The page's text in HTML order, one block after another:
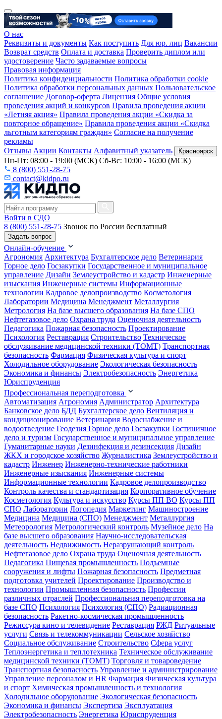
О нас
Реквизиты и документы Как поступить Для юр. лиц Вакансии
Возврат средств Оплата и доставка Проверить диплом или
удостоверение Часто задаваемые вопросы
Правовая информация
Политика конфиденциальности Политика обработки cookie
Политика обработки персональных данных Пользовательское
соглашение Договор-оферта Лицензия Общие условия
проведения акций и конкурсов Правила проведения акции
«Летняя акция» Правила проведения акции «Скидка за
повторное обращение» Правила проведения акции «Скидка
льготным категориям граждан» Согласие на получение
рекламы
Отзывы Акции Контакты Алфавитный указатель Красноярск
Пн-Пт: 08:00 - 19:00 (МСК) Сб-Вс: 10:00 - 16:00 (МСК)
8 (800) 551-28-75
contact@kidpo.ru
Войти в СДО
8 (800) 551-28-75 Звонок по России бесплатный
Задать вопрос
Онлайн-обучение
Агрономия Архитектура Бухгалтерское дело Ветеринария
Горное дело Госзакупки Государственное и муниципальное
управление Дизайн Землеустройство и кадастр Инженерные
изыскания Инженерные системы Информационные
технологии Кадровое делопроизводство Косметология
Лаборатории Медицина Менеджмент Металлургия
Метрология На базе высшего образования На базе СПО
Нефтегазовое дело Охрана труда Оценочная деятельность
Педагогика Пожарная безопасность Проектирование
Психология Реставрация Строительство Техническое
обслуживание медицинской техники (ТОМТ) Транспортная
безопасность Фармация Физическая культура и спорт
Холодильное оборудование Экологическая безопасность
Экономика и финансы Электробезопасность Энергетика
Юриспруденция
Профессиональная переподготовка
Автоматизация Агрономия Администратор Архитектура
Банковское дело БДД Бухгалтерское дело Вентиляция и
кондиционирование Ветеринария Водоснабжение и
водоотведение Геодезия Горное дело Госзакупки Гостиничное
дело и туризм Государственное и муниципальное управление
Гуманитарные науки Дезинфекция и дезинсекция Дизайн
ЖКХ и городское хозяйство Журналистика Землеустройство и
кадастр Инженер Инженерно-технические работники
Инженерные изыскания Инженерные системы
Информационные технологии Кадровое делопроизводство
Контроль качества и стандартизация Корпоративное обучение
Косметология Культура и искусство Курсы ПП ВО Курсы ПП
СПО Лаборатории Логопедия Маркетинг Машиностроение
Медицина Медицина (СПО) Менеджмент Металлургия
Метеорология Метрологический контроль Музейное дело На
базе высшего образования Научно-исследовательская
деятельность Недвижимость Неразрушающий контроль
Нефтегазовое дело Охрана труда Оценочная деятельность
Педагогика Пищевая промышленность Подъемные
сооружения и лифты Пожарная безопасность Предметная
подготовка учителей Проектирование Производство и
технологии Промышленная безопасность Профессии
различных отраслей Профессиональная переподготовка на
базе СПО Психология Психология (СПО) Радиационная
безопасность Ракетно-космическая промышленность
Режиссура кино и телевидение Реставрация РЖД Ритуальные
услуги Связь и телекоммуникации Сельское хозяйство
Социальное обслуживание Строительство Сфера услуг
Теплоэнергетика и теплотехника Техническое обслуживание
медицинской техники (ТОМТ) Торговля и товароведение
Транспортная безопасность Управление и администрирование
Управление персоналом и HR Фармация Физическая культура
и спорт Химическая промышленность и технология
Холодильное оборудование Экологическая безопасность
Экономика и финансы Экспертиза Эксплуатация
Электробезопасность Энергетика Юриспруденция